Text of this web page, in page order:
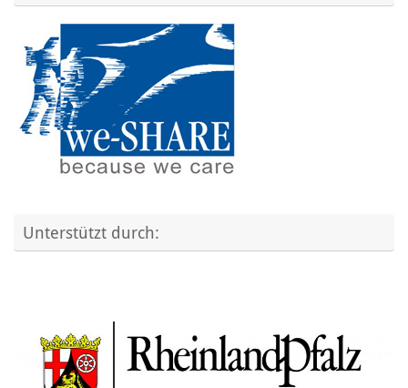
Unterstützt durch: